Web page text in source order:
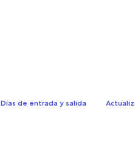
Días de entrada y salida